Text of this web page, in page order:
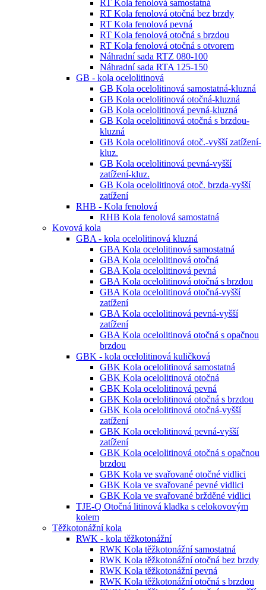
RT Kola fenolová samostatná
RT Kola fenolová otočná bez brzdy
RT Kola fenolová pevná
RT Kola fenolová otočná s brzdou
RT Kola fenolová otočná s otvorem
Náhradní sada RTZ 080-100
Náhradní sada RTA 125-150
GB - kola ocelolitinová
GB Kola ocelolitinová samostatná-kluzná
GB Kola ocelolitinová otočná-kluzná
GB Kola ocelolitinová pevná-kluzná
GB Kola ocelolitinová otočná s brzdou-
kluzná
GB Kola ocelolitinová otoč.-vyšší zatížení-
kluz.
GB Kola ocelolitinová pevná-vyšší
zatížení-kluz.
GB Kola ocelolitinová otoč. brzda-vyšší
zatížení
RHB - Kola fenolová
RHB Kola fenolová samostatná
Kovová kola
GBA - kola ocelolitinová kluzná
GBA Kola ocelolitinová samostatná
GBA Kola ocelolitinová otočná
GBA Kola ocelolitinová pevná
GBA Kola ocelolitinová otočná s brzdou
GBA Kola ocelolitinová otočná-vyšší
zatížení
GBA Kola ocelolitinová pevná-vyšší
zatížení
GBA Kola ocelolitinová otočná s opačnou
brzdou
GBK - kola ocelolitinová kuličková
GBK Kola ocelolitinová samostatná
GBK Kola ocelolitinová otočná
GBK Kola ocelolitinová pevná
GBK Kola ocelolitinová otočná s brzdou
GBK Kola ocelolitinová otočná-vyšší
zatížení
GBK Kola ocelolitinová pevná-vyšší
zatížení
GBK Kola ocelolitinová otočná s opačnou
brzdou
GBK Kola ve svařované otočné vidlici
GBK Kola ve svařované pevné vidlici
GBK Kola ve svařované bržděné vidlici
TJE-Q Otočná litinová kladka s celokovovým
kolem
Těžkotonážní kola
RWK - kola těžkotonážní
RWK Kola těžkotonážní samostatná
RWK Kola těžkotonážní otočná bez brzdy
RWK Kola těžkotonážní pevná
RWK Kola těžkotonážní otočná s brzdou